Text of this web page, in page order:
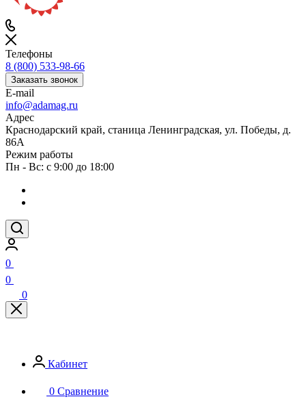
Телефоны
8 (800) 533-98-66
Заказать звонок
E-mail
info@adamag.ru
Адрес
Краснодарский край, станица Ленинградская, ул. Победы, д.
86А
Режим работы
Пн - Вс: с 9:00 до 18:00
0
0
0
Кабинет
0 Сравнение